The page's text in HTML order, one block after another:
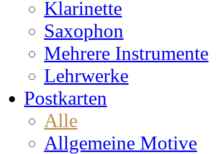
Klarinette
Saxophon
Mehrere Instrumente
Lehrwerke
Postkarten
Alle
Allgemeine Motive